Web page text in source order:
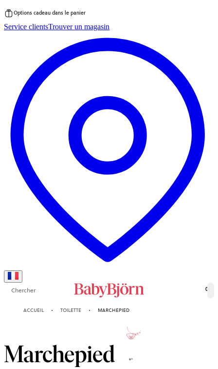
au
Options cadeau dans le panier
Service clientsTrouver un magasin
Chercher 0
ACCUEIL TOILETTE MARCHEPIED
Marchepied
GARANTIE